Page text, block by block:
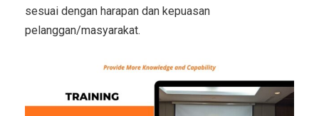
sesuai dengan harapan dan kepuasan
pelanggan/masyarakat.